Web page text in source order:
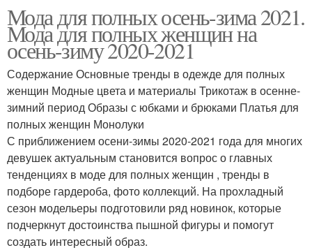
Мода для полных осень-зима 2021.
Мода для полных женщин на
осень-зиму 2020-2021
Содержание Основные тренды в одежде для полных
женщин Модные цвета и материалы Трикотаж в осенне-
зимний период Образы с юбками и брюками Платья для
полных женщин Монолуки
С приближением осени-зимы 2020-2021 года для многих
девушек актуальным становится вопрос о главных
тенденциях в моде для полных женщин , тренды в
подборе гардероба, фото коллекций. На прохладный
сезон модельеры подготовили ряд новинок, которые
подчеркнут достоинства пышной фигуры и помогут
создать интересный образ.